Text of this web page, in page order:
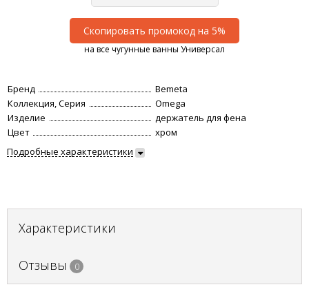
Скопировать промокод на 5%
на все чугунные ванны Универсал
Бренд
Bemeta
Коллекция, Серия
Omega
Изделие
держатель для фена
Цвет
хром
Подробные характеристики
Характеристики
Отзывы 0